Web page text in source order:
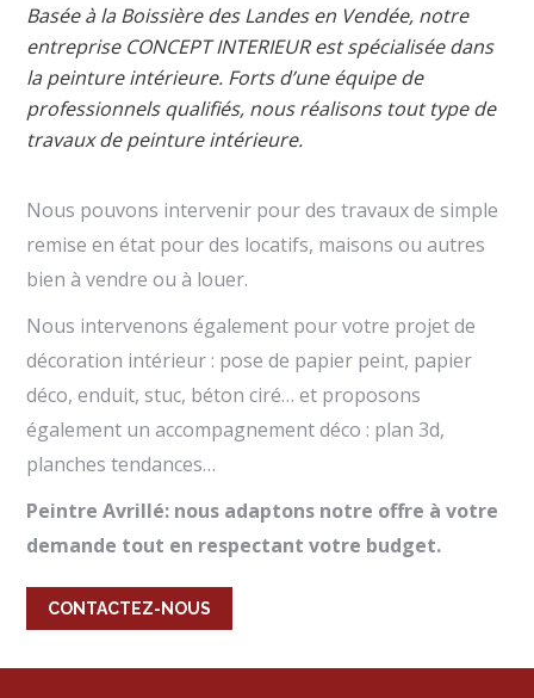
Basée à la Boissière des Landes en Vendée, notre
entreprise CONCEPT INTERIEUR est spécialisée dans
la peinture intérieure. Forts d’une équipe de
professionnels qualifiés, nous réalisons tout type de
travaux de peinture intérieure.
Nous pouvons intervenir pour des travaux de simple
remise en état pour des locatifs, maisons ou autres
bien à vendre ou à louer.
Nous intervenons également pour votre projet de
décoration intérieur : pose de papier peint, papier
déco, enduit, stuc, béton ciré… et proposons
également un accompagnement déco : plan 3d,
planches tendances…
Peintre Avrillé: nous adaptons notre offre à votre
demande tout en respectant votre budget.
CONTACTEZ-NOUS